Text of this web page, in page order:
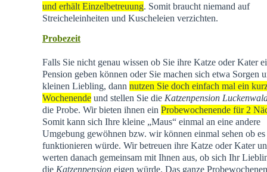
und erhält Einzelbetreuung. Somit braucht niemand auf
Streicheleinheiten und Kuscheleien verzichten.
Probezeit
Falls Sie nicht genau wissen ob Sie ihre Katze oder Kater
Pension geben können oder Sie machen sich etwa Sorgen
kleinen Liebling, dann nutzen Sie doch einfach mal ein
Wochenendeund stellen Sie die Katzenpension
die Probe. Wir bieten ihnen ein Probewochenende für 2
Somit kann sich Ihre kleine „Maus“ einmal an eine andere
Umgebung gewöhnen bzw. wir können einmal sehen ob es
funktionieren würde. Wir betreuen ihre Katze oder Kater
werten danach gemeinsam mit Ihnen aus, ob sich Ihr
die Katzenpensioneigen würde. Das ganze